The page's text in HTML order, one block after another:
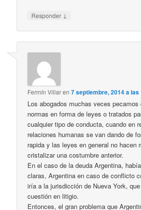
Responder ↓
Fermín Villaren7 septiembre, 2014 a las
Los abogados muchas veces pecamos
normas en forma de leyes o tratados
cualquier tipo de conducta, cuando en
relaciones humanas se van dando de
rapida y las leyes en general no hacen
cristalizar una costumbre anterior.
En el caso de la deuda Argentina,
claras, Argentina en caso de conflicto
iría a la jurisdicción de Nueva York,
cuestión en litigio.
Entonces, el gran problema que